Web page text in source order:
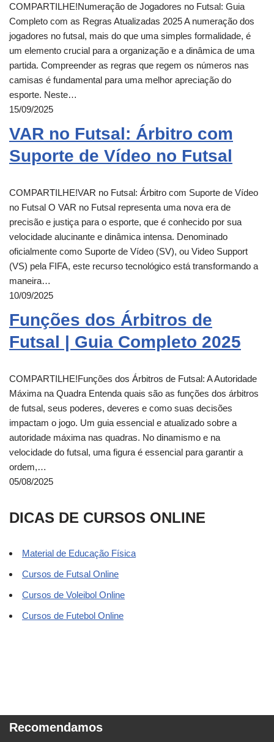
COMPARTILHE!Numeração de Jogadores no Futsal: Guia
Completo com as Regras Atualizadas 2025 A numeração dos
jogadores no futsal, mais do que uma simples formalidade, é
um elemento crucial para a organização e a dinâmica de uma
partida. Compreender as regras que regem os números nas
camisas é fundamental para uma melhor apreciação do
esporte. Neste…
15/09/2025
VAR no Futsal: Árbitro com
Suporte de Vídeo no Futsal
COMPARTILHE!VAR no Futsal: Árbitro com Suporte de Vídeo
no Futsal O VAR no Futsal representa uma nova era de
precisão e justiça para o esporte, que é conhecido por sua
velocidade alucinante e dinâmica intensa. Denominado
oficialmente como Suporte de Vídeo (SV), ou Video Support
(VS) pela FIFA, este recurso tecnológico está transformando a
maneira…
10/09/2025
Funções dos Árbitros de
Futsal | Guia Completo 2025
COMPARTILHE!Funções dos Árbitros de Futsal: A Autoridade
Máxima na Quadra Entenda quais são as funções dos árbitros
de futsal, seus poderes, deveres e como suas decisões
impactam o jogo. Um guia essencial e atualizado sobre a
autoridade máxima nas quadras. No dinamismo e na
velocidade do futsal, uma figura é essencial para garantir a
ordem,…
05/08/2025
DICAS DE CURSOS ONLINE
Material de Educação Física
Cursos de Futsal Online
Cursos de Voleibol Online
Cursos de Futebol Online
Recomendamos